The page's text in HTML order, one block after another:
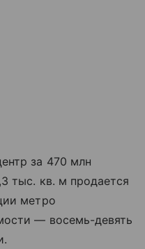
за 470 млн
тыс. кв. м продается
метро
— восемь-девять